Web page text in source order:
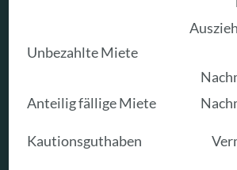
Unbezahlte Miete
Anteilig fällige Miete
Kautionsguthaben